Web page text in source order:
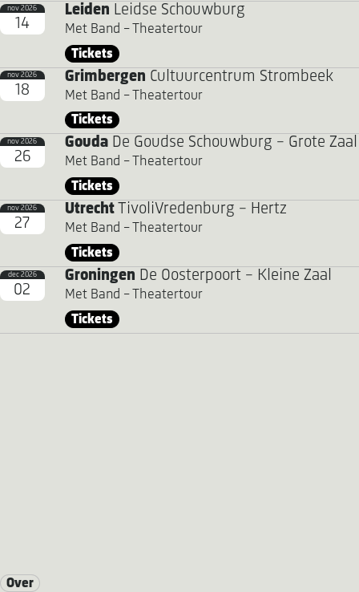
nov 2026
14
Leiden Leidse Schouwburg
Met Band - Theatertour
Tickets
nov 2026
18
Grimbergen Cultuurcentrum Strombeek
Met Band - Theatertour
Tickets
nov 2026
26
GoudaDe Goudse Schouwburg - Grote Zaal
Met Band - Theatertour
Tickets
nov 2026
27
UtrechtTivoliVredenburg - Hertz
Met Band - Theatertour
Tickets
dec 2026
02
Groningen De Oosterpoort - Kleine Zaal
Met Band - Theatertour
Tickets
Over